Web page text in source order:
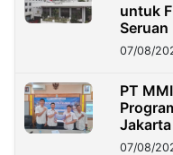
untuk
07/08/
PT
07/08/